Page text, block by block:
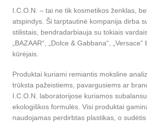
I.C.O.N. – tai ne tik kosmetikos ženklas,
atspindys. Ši tarptautinė kompanija dirba
stilistais, bendradarbiauja su tokiais vardais
„BAZAAR“, „Dolce & Gabbana“,
kūrėjais.
Produktai kuriami remiantis moksline
trūksta pažeistiems, pavargusiems ar
I.C.O.N. laboratorijose kuriamos
ekologiškos formulės. Visi produktai
naudojamas perdirbtas plastikas, o